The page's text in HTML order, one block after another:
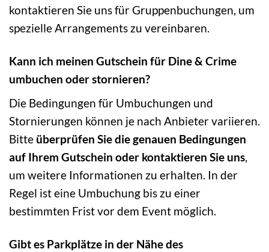
kontaktieren Sie uns für Gruppenbuchungen, um
spezielle Arrangements zu vereinbaren.
Kann ich meinen Gutschein für Dine & Crime
umbuchen oder stornieren?
Die Bedingungen für Umbuchungen und
Stornierungen können je nach Anbieter variieren.
Bitte überprüfen Sie die genauen Bedingungen
auf Ihrem Gutschein oder kontaktieren Sie uns
um weitere Informationen zu erhalten. In der
Regel ist eine Umbuchung bis zu einer
bestimmten Frist vor dem Event möglich.
Gibt es Parkplätze in der Nähe des